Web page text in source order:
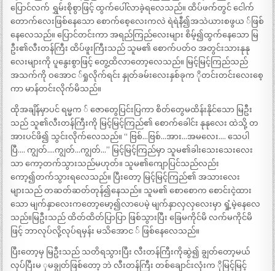
ပြောင်လက် ရွှမ်းစိုစွာဖြင့် ထွက်ပေါ်လာခဲ့ရလေသည်။ ထိပ်ဖက်တွင် ငေါက်
တောက်လေးဖြစ်နေသော စောက်စေ့လေးကလဲ ရဲရဲနီ၍အသဲယားစဖွယ ်ဖြစ်
နေလေသည်။ ပြောင်တင်းကာ အရည်ကြည်လေးများ စိမ့်၍ထွက်နေသော မြ
ဦး၏လီးတန်ကြီး ထိပ်ဖူးကြီးသည် သူမ၏ စောက်ပတ်ဝ အတွင်းသားနုနု
လေးများကို ပူနွေးစွာဖြင့် တွေ့ထိလာတော့လေသည်။ မြင့်မြင့်ကြည်သည်
အသက်ကို ဝအောင ်ရှုလိုက်ရင်း နှုတ်ခမ်းလေးနှစ်ခုက ိုတင်းတင်းလေးစေ့
ကာ မာန်တင်းလိုက်မိသည်။
ထိုအချိန်မှာပင် ရမ္မက ် ဇောတွေပြင်းပြကာ စိတ်တွေမထိန်းနိုင်သော မြဦး
သည် သူ၏လီးတန်ကြီးကို မြင့်မြင့်ကြည်၏ စောက်ခေါင်း နုနုလေး ထဲသို့ တ
အားပင်ဖိ၍ သွင်းလိုက်လေသည်။ “ ဗြစ်…ဗြစ်…အား…အမလေး…. သေပါ
ပြီ…. ကျွတ်….ကျွတ်…ကျွတ်…” မြင့်မြင့်ကြည်မှာ သူမ၏ခါးသေးသေးလေး
သာ ကော့တက်သွားသည်မဟုတ်။ သူမ၏ကျောပြင်သည်လည်း
ကော့၍တက်သွားရလေသည်။ ပြီးတော့ မြင့်မြင့်ကြည်၏ အသားလေး
များသည် တဆတ်ဆတ်တုန်၍နေသည်။ သူမ၏ စောစောက စောင်းငဲ့ထား
သော မျက်နှာလေးကတော့မော့၍လာပေမဲ့ မျက်နှာလှလှလေးမှာ ရှုံ့မဲ့နေလေ
သည်။မြဦးသည် ထိတ်ထိတ်ပြာပြာ ဖြစ်သွားပြီး ခြေမကိုင်မိ လက်မကိုင်မိ
ဖြင့် ဘာလုပ်လို့လုပ်ရမှန်း မသိအောင ် ဖြစ်နေလေသည်။
ပြီးတော့မှ မြဦးသည် သတိရသွားပြီး လီးတန်ကြီးကိုဆွဲ၍ ချွတ်တော့မယ်
လုပ်ပြီးမ ှမချွတ်ဖြစ်တော့ ဘဲ လီးတန်ကြီး တစ်ချောင်းလုံးက ိုမြင့်မြင့်